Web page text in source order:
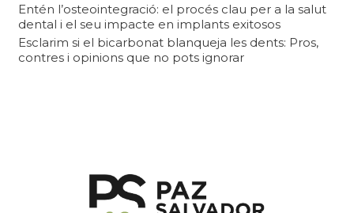
Entén l’osteointegració: el procés clau per a la salut
dental i el seu impacte en implants exitosos
Esclarim si el bicarbonat blanqueja les dents: Pros,
contres i opinions que no pots ignorar